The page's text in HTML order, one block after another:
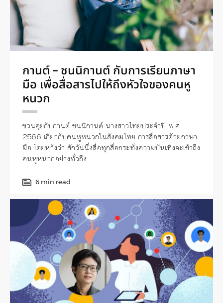
กานต์ – ชนนิกานต์ กับการเรียนภาษา
มือ เพื่อสื่อสารไปให้ถึงหัวใจของคนหู
หนวก
ชวนคุยกับกานต์ ชนนิกานต์ นางสาวไทยประจำปี พ.ศ.
2566 เกี่ยวกับคนหูหนวกในสังคมไทย การสื่อสารด้วยภาษา
มือ โดยหวังว่า สักวันนึ่งสื่อทุกสื่อกระทั่งความบันเทิงจะเข้าถึง
คนหูหนวกอย่างทั่วถึง
6 min read